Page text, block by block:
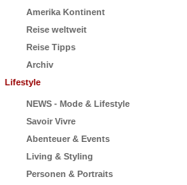
Amerika Kontinent
Reise weltweit
Reise Tipps
Archiv
Lifestyle
NEWS - Mode & Lifestyle
Savoir Vivre
Abenteuer & Events
Living & Styling
Personen & Portraits